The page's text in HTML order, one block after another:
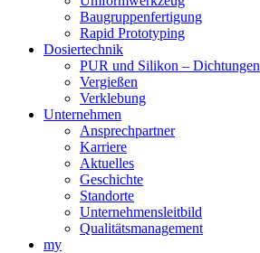
Baugruppenfertigung
Rapid Prototyping
Dosiertechnik
PUR und Silikon – Dichtungen
Vergießen
Verklebung
Unternehmen
Ansprechpartner
Karriere
Aktuelles
Geschichte
Standorte
Unternehmensleitbild
Qualitätsmanagement
my